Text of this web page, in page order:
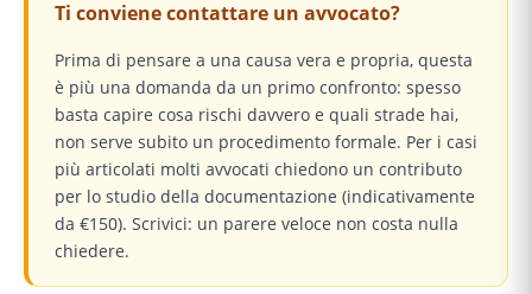
Ti conviene contattare un avvocato?
Prima di pensare a una causa vera e propria, questa
è più una domanda da un primo confronto: spesso
basta capire cosa rischi davvero e quali strade hai,
non serve subito un procedimento formale. Per i casi
più articolati molti avvocati chiedono un contributo
per lo studio della documentazione (indicativamente
da €150). Scrivici: un parere veloce non costa nulla
chiedere.